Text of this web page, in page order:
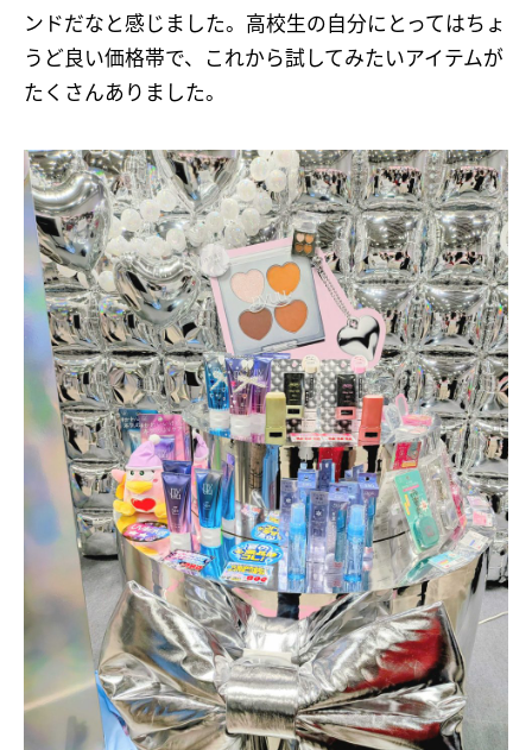
ンドだなと感じました。高校生の自分にとってはちょ
うど良い価格帯で、これから試してみたいアイテムが
たくさんありました。